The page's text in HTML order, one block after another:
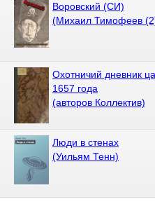
Воровский (СИ)
(Михаил Тимофеев
Охотничий дневник
1657 года
(авторов Коллектив)
Люди в стенах
(Уильям Тенн)